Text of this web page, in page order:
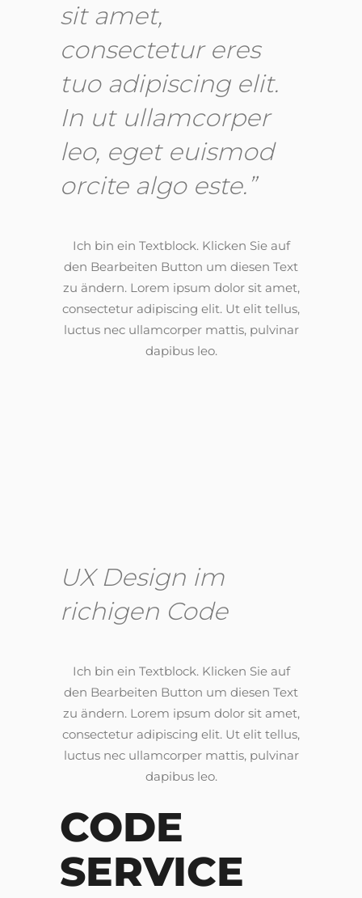
sit amet,
consectetur eres
tuo adipiscing elit.
In ut ullamcorper
leo, eget euismod
orcite algo este.”
Ich bin ein Textblock. Klicken Sie auf
den Bearbeiten Button um diesen Text
zu ändern. Lorem ipsum dolor sit amet,
consectetur adipiscing elit. Ut elit tellus,
luctus nec ullamcorper mattis, pulvinar
dapibus leo.
UX Design im
richigen Code
Ich bin ein Textblock. Klicken Sie auf
den Bearbeiten Button um diesen Text
zu ändern. Lorem ipsum dolor sit amet,
consectetur adipiscing elit. Ut elit tellus,
luctus nec ullamcorper mattis, pulvinar
dapibus leo.
CODE
SERVICE